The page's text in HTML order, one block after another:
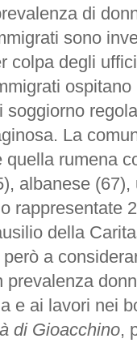
di
sono
colpa degli
La
rumena
albanese
rappresentate
della
a
e ai lavori nei
di Gioacchino,